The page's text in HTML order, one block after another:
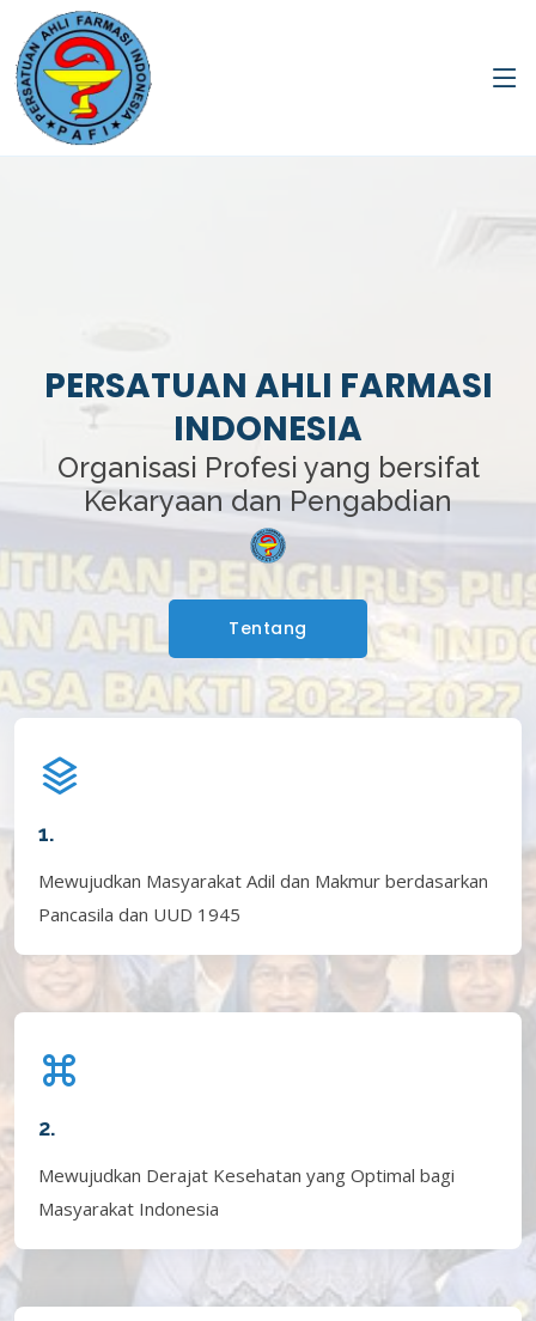
PERSATUAN AHLI FARMASI
INDONESIA
Organisasi Profesi yang bersifat
Kekaryaan dan Pengabdian
Tentang
1.
Mewujudkan Masyarakat Adil dan Makmur berdasarkan
Pancasila dan UUD 1945
2.
Mewujudkan Derajat Kesehatan yang Optimal bagi
Masyarakat Indonesia